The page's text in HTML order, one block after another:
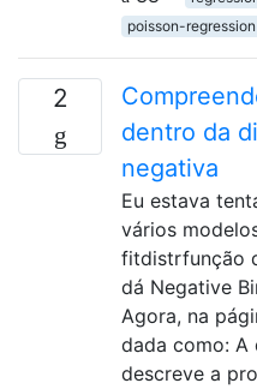
poisson-regression
2
dentro da
negativa
Eu estava
vários
fitdistrfunção
dá Negative
Agora, na
dada como: A
descreve a